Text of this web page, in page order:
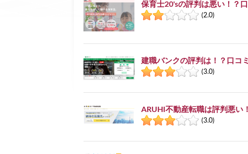
保育士20'sの評判は悪い！？
(2.0)
建職バンクの評判は！？口コ
(3.0)
ARUHI不動産転職は評判悪い
(3.0)